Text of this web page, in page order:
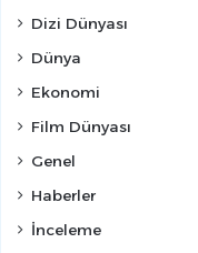
Dizi Dünyası
Dünya
Ekonomi
Film Dünyası
Genel
Haberler
İnceleme